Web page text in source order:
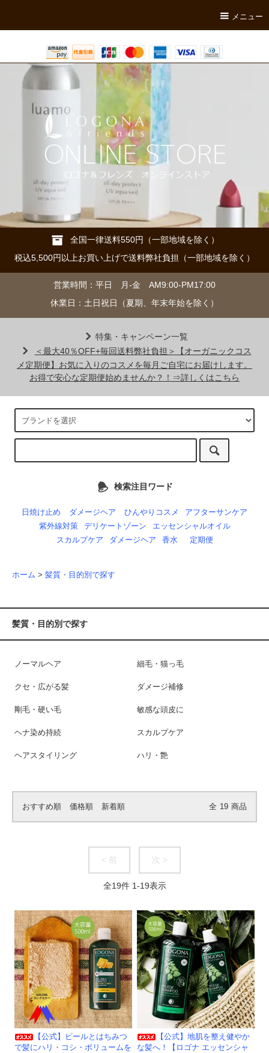
メニュー
全国一律送料550円（一部地域を除く）
税込5,500円以上お買い上げで送料弊社負担（一部地域を除く）
営業時間：平日 月-金 AM9:00-PM17:00
休業日：土日祝日（夏期、年末年始を除く）
特集・キャンペーン一覧
＜最大40％OFF+毎回送料弊社負担＞【オーガニックコス
メ定期便】お気に入りのコスメを毎月ご自宅にお届けします。
お得で安心な定期便始めませんか？！⇒詳しくはこちら
検索注目ワード
日焼け止め ダメージヘア ひんやりコスメ
アフターサンケア
紫外線対策
デリケートゾーン
エッセンシャルオイル
スカルプケア
ダメージヘア 香水 定期便
ホーム > 髪質・目的別で探す
髪質・目的別で探す
ノーマルヘア 細毛・猫っ毛
クセ・広がる髪 ダメージ補修
剛毛・硬い毛 敏感な頭皮に
ヘナ染め持続 スカルプケア
ヘアスタイリング ハリ・艶
おすすめ順 価格順 新着順 全 19 商品
< 前 次 >
全19件 1-19表示
【公式】ビールとはちみつ
で髪にハリ・コシ・ボリュームを
【公式】地肌を整え健やか
な髪へ！【ロゴナ エッセンシャ